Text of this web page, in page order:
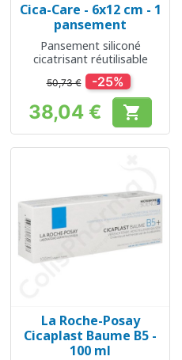
Cica-Care - 6x12 cm - 1
pansement
Pansement siliconé
cicatrisant réutilisable
50,73 € -25%
Prix
38,04 € 
La Roche-Posay
Cicaplast Baume B5 -
100 ml